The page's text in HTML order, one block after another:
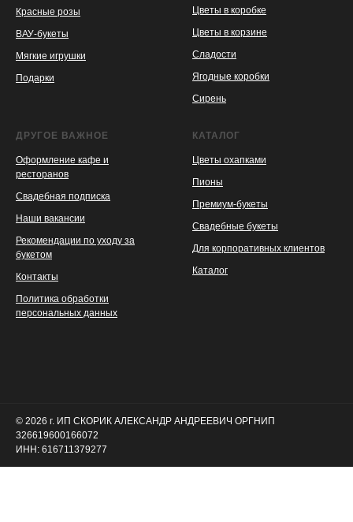
Красные розы
ВАУ-букеты
Мягкие игрушки
Подарки
Цветы в коробке
Цветы в корзине
Сладости
Ягодные коробки
Сирень
ДРУГОЕ ВАЖНОЕ
Оформление кафе и
ресторанов
Свадебная подписка
Наши вакансии
Рекомендации по уходу за
букетом
Контакты
Политика обработки
персональных данных
КАТАЛОГ
Цветы охапками
Пионы
Премиум-букеты
Свадебные букеты
Для корпоративных клиентов
Каталог
© 2026 г. ИП СКОРИК АЛЕКСАНДР АНДРЕЕВИЧ ОРГНИП
326619600166072
ИНН: 616711379277